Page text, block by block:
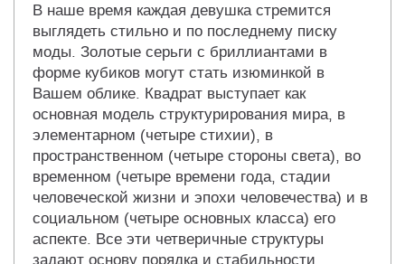
В наше время каждая девушка стремится
выглядеть стильно и по последнему писку
моды. Золотые серьги с бриллиантами в
форме кубиков могут стать изюминкой в
Вашем облике. Квадрат выступает как
основная модель структурирования мира, в
элементарном (четыре стихии), в
пространственном (четыре стороны света), во
временном (четыре времени года, стадии
человеческой жизни и эпохи человечества) и в
социальном (четыре основных класса) его
аспекте. Все эти четверичные структуры
задают основу порядка и стабильности